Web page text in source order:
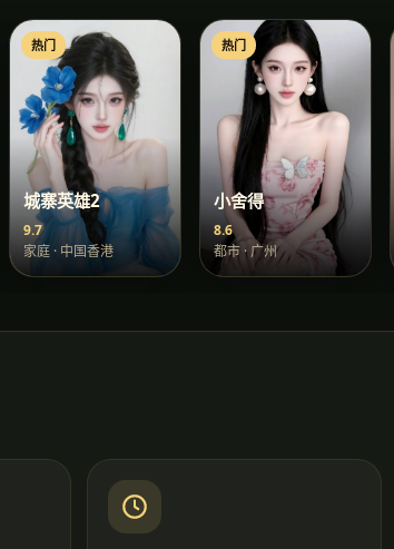
热门
城寨英雄2
9.7
家庭 · 中国香港
热门
小舍得
8.6
都市 · 广州